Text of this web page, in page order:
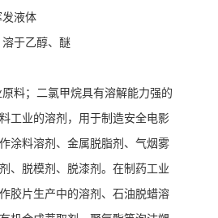
液体
于乙醇、醚
原料； 二氯甲烷具有溶解能力强的
工业的溶剂 ， 用于制造安全电影
涂料溶剂、金属脱脂剂 、 气烟雾
、脱模剂、脱漆剂。在制药工业
胶片生产中的溶剂、石油脱蜡溶